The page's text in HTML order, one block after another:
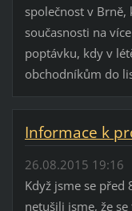
společnost v
současnosti na
poptávku, kdy v
obchodníkům do
Informace k
26.08.2015 19:16
Když jsme se před
netušili jsme, že